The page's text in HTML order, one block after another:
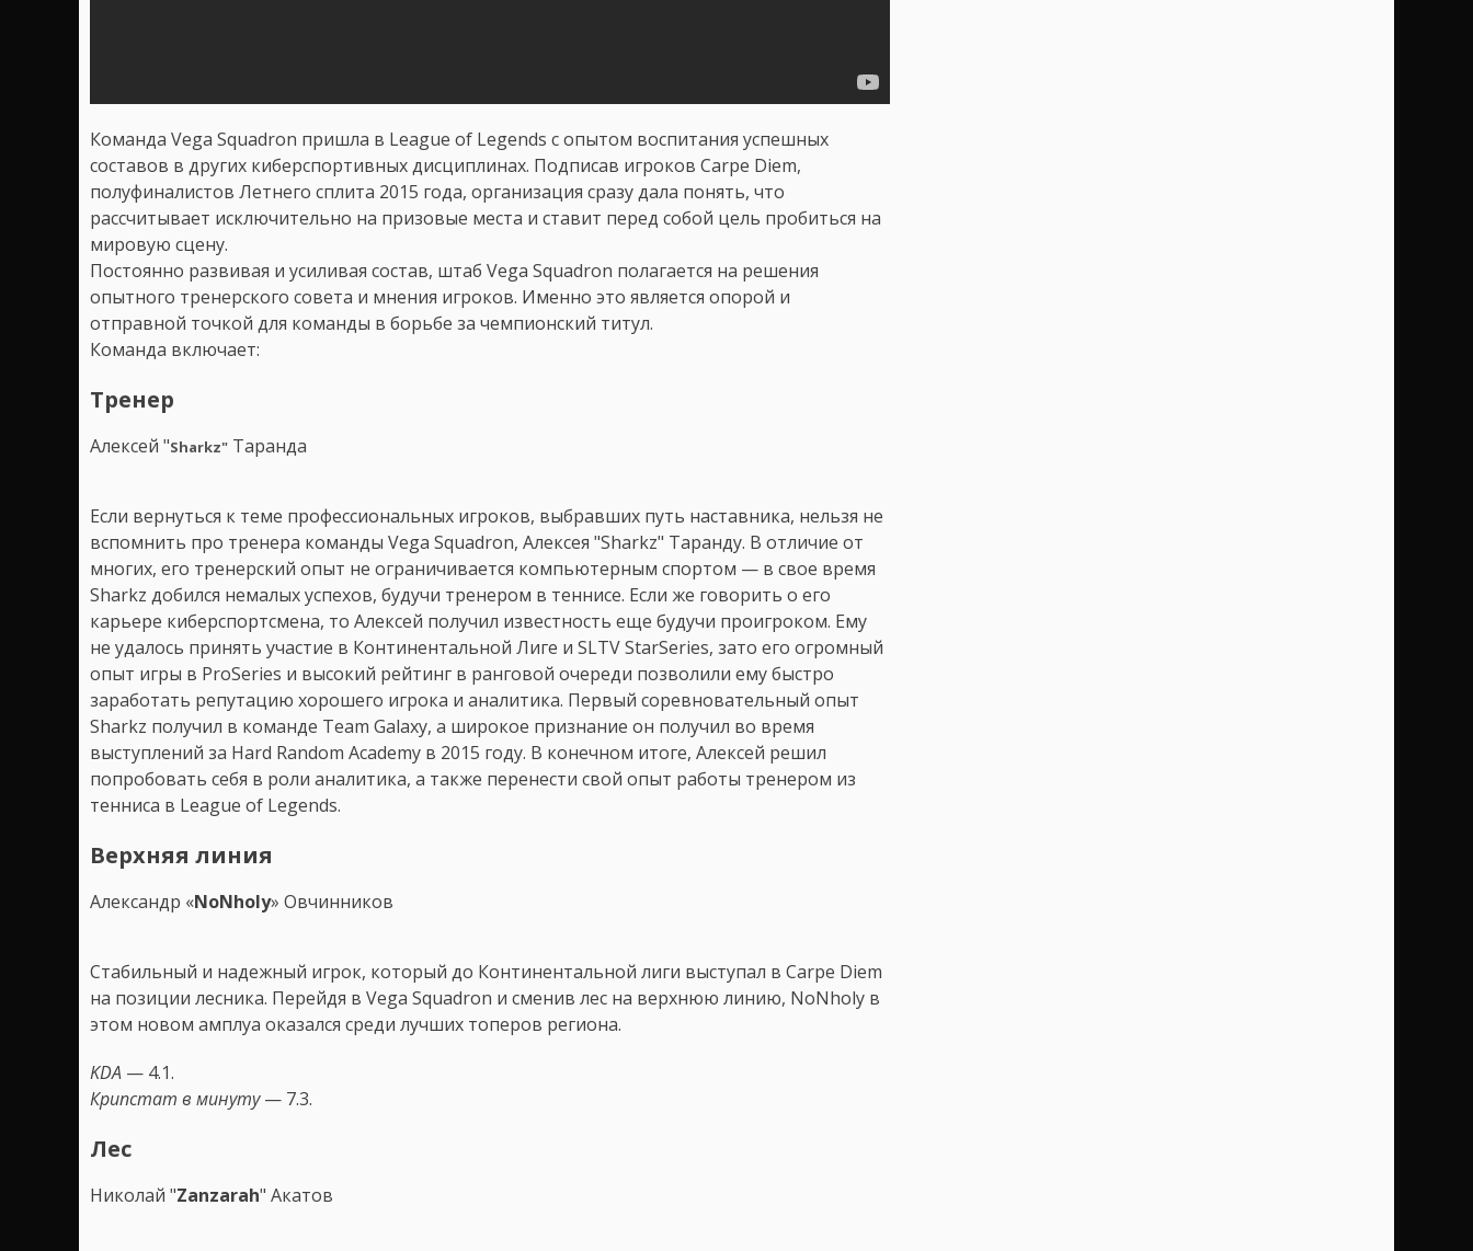
Команда Vega Squadron пришла в League of Legends с опытом воспитания успешных
составов в других киберспортивных дисциплинах. Подписав игроков Carpe Diem,
полуфиналистов Летнего сплита 2015 года, организация сразу дала понять, что
рассчитывает исключительно на призовые места и ставит перед собой цель пробиться на
мировую сцену.
Постоянно развивая и усиливая состав, штаб Vega Squadron полагается на решения
опытного тренерского совета и мнения игроков. Именно это является опорой и
отправной точкой для команды в борьбе за чемпионский титул.
Команда включает:
Тренер
Алексей "Sharkz" Таранда
Если вернуться к теме профессиональных игроков, выбравших путь наставника, нельзя не
вспомнить про тренера команды Vega Squadron, Алексея "Sharkz" Таранду. В отличие от
многих, его тренерский опыт не ограничивается компьютерным спортом — в свое время
Sharkz добился немалых успехов, будучи тренером в теннисе. Если же говорить о его
карьере киберспортсмена, то Алексей получил известность еще будучи проигроком. Ему
не удалось принять участие в Континентальной Лиге и SLTV StarSeries, зато его огромный
опыт игры в ProSeries и высокий рейтинг в ранговой очереди позволили ему быстро
заработать репутацию хорошего игрока и аналитика. Первый соревновательный опыт
Sharkz получил в команде Team Galaxy, а широкое признание он получил во время
выступлений за Hard Random Academy в 2015 году. В конечном итоге, Алексей решил
попробовать себя в роли аналитика, а также перенести свой опыт работы тренером из
тенниса в League of Legends.
Верхняя линия
Александр «NoNholy» Овчинников
Cтабильный и надежный игрок, который до Континентальной лиги выступал в Carpe Diem
на позиции лесника. Перейдя в Vega Squadron и сменив лес на верхнюю линию, NoNholy в
этом новом амплуа оказался среди лучших топеров региона.
KDA — 4.1.
Крипстат в минуту— 7.3.
Лес
Николай "Zanzarah" Акатов